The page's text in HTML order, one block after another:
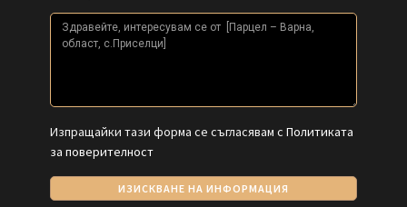
Изпращайки тази форма се съгласявам с Политиката
за поверителност
ИЗИСКВАНЕ НА ИНФОРМАЦИЯ